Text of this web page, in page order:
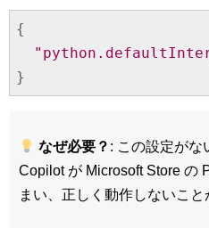
{
}
なぜ必要？ : この設定がな
Copilot が Microsoft Store の
まい、正しく動作しないこと